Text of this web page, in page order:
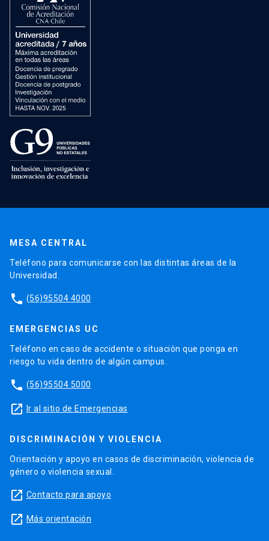
MESA CENTRAL
Teléfono para comunicarse con las distintas áreas de la
Universidad.
phone (56)95504 4000
EMERGENCIAS UC
Teléfono en caso de accidente o situación que ponga en
riesgo tu vida dentro de algún campus.
phone (56)95504 5000
launch Ir al sitio de Emergencias
DISCRIMINACIÓN Y VIOLENCIA
Orientación y apoyo en casos de discriminación, violencia de
género o violencia sexual.
launch Contacto para apoyo
launch Más orientación